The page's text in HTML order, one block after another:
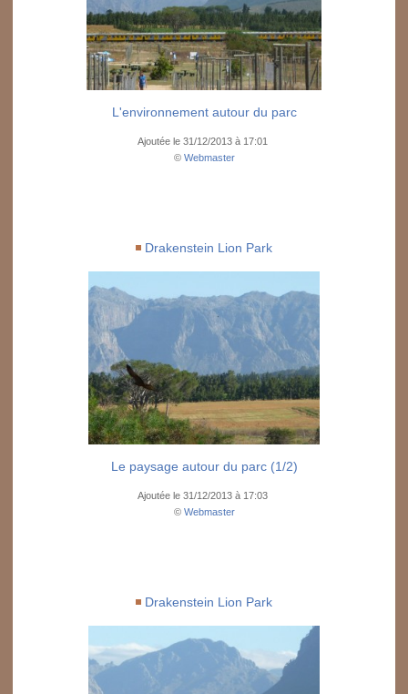
L'environnement autour du parc
Ajoutée le 31/12/2013 à 17:01
© Webmaster
Drakenstein Lion Park
Le paysage autour du parc (1/2)
Ajoutée le 31/12/2013 à 17:03
© Webmaster
Drakenstein Lion Park